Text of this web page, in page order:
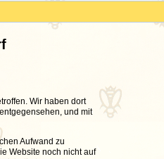
Wir haben dort
und mit
Aufwand zu
Website noch nicht auf